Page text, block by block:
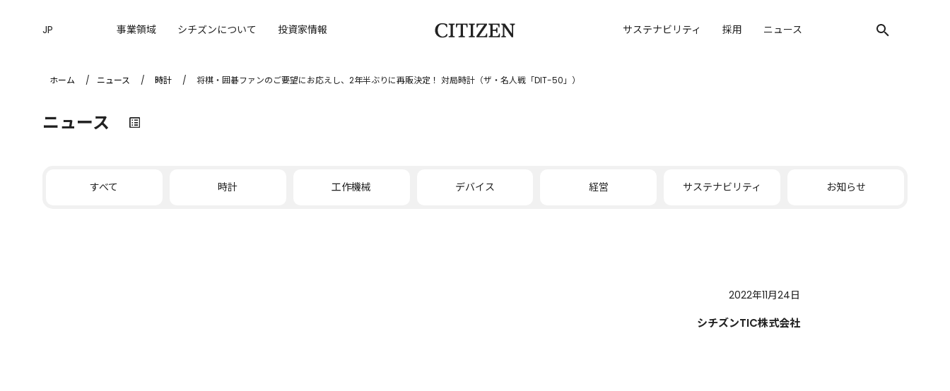
JP 事業領域 シチズンについて 投資家情報 サステナビリティ 採用 ニュース
検索キーワード
ホーム ニュース 時計 将棋・囲碁ファンのご要望にお応えし、2年半ぶりに再販決定！ 対局時計（ザ・名人戦「DIT-50」）
ニュース
すべて 時計 工作機械 デバイス 経営 サステナビリティ お知らせ
2022年11月24日
シチズンTIC株式会社